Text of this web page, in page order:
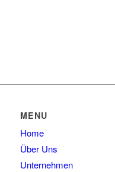
MENU
Home
Über Uns
Unternehmen